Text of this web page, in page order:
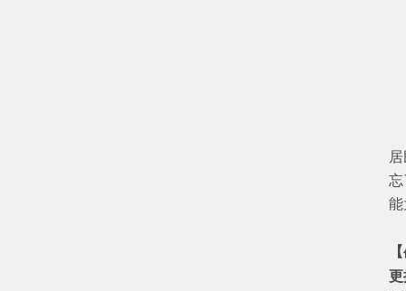
忘
能
【
更